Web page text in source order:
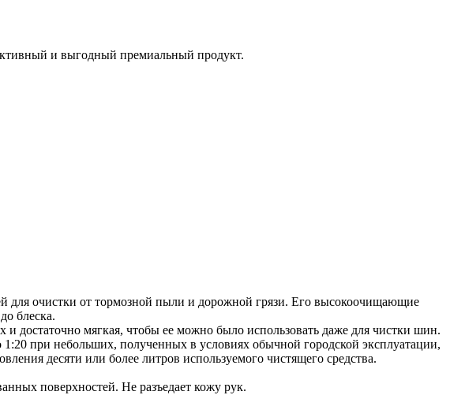
и выгодный премиальный продукт.
очистки от тормозной пыли и дорожной грязи. Его высокоочищающие
блеска.
достаточно мягкая, чтобы ее можно было использовать даже для чистки шин.
при небольших, полученных в условиях обычной городской эксплуатации,
десяти или более литров используемого чистящего средства.
поверхностей. Не разъедает кожу рук.